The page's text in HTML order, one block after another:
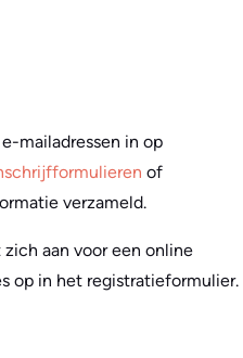
mailadressen in op
of
verzameld.
aan voor een online
op in het registratieformulier.